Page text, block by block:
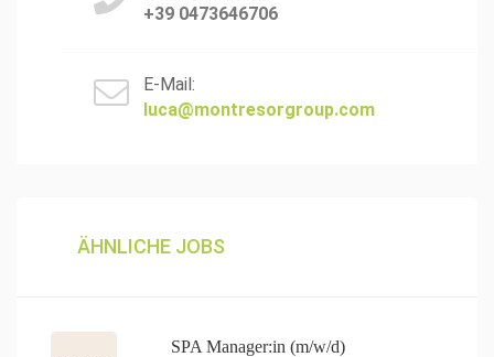
+39 0473646706
E-Mail:
luca@montresorgroup.com
ÄHNLICHE JOBS
SPA Manager:in (m/w/d)